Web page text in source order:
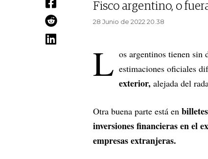
Fisco argentino, o
28 Junio de 2022 20.38
L os argentinos tienen sin
estimaciones oficiales
exterior, alejada del
Otra buena parte está en billetes
inversiones financieras en el
empresas extranjeras.